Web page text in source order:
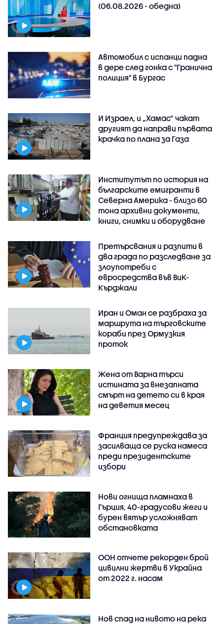
(06.08.2026 - обедна)
Автомобил с испанци падна
в дере след гонка с "Гранична
полиция" в Бургас
И Израел, и „Хамас“ чакат
другият да направи първата
крачка по плана за Газа
Институтът по история на
българските емигранти в
Северна Америка - близо 60
тона архивни документи,
книги, снимки и оборудване
Претърсвания и разпити в
два града по разследване за
злоупотреби с
евросредства във ВиК-
Кърджали
Иран и Оман се разбраха за
маршрута на търговските
кораби през Ормузкия
проток
Жена от Варна търси
истината за внезапната
смърт на детето си в края
на деветия месец
Франция предупреждава за
засилваща се руска намеса
преди президентските
избори
Нови огнища пламнаха в
Гърция, 40-градусови жеги и
бурен вятър усложняват
обстановката
ООН отчете рекорден брой
цивилни жертви в Украйна
от 2022 г. насам
Нов спад на нивото на река